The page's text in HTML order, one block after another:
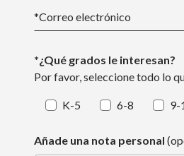
*Correo electrónico
*¿Qué grados le interesan?
Por favor, seleccione todo lo
K-5 6-8 9-
Añade una nota personal